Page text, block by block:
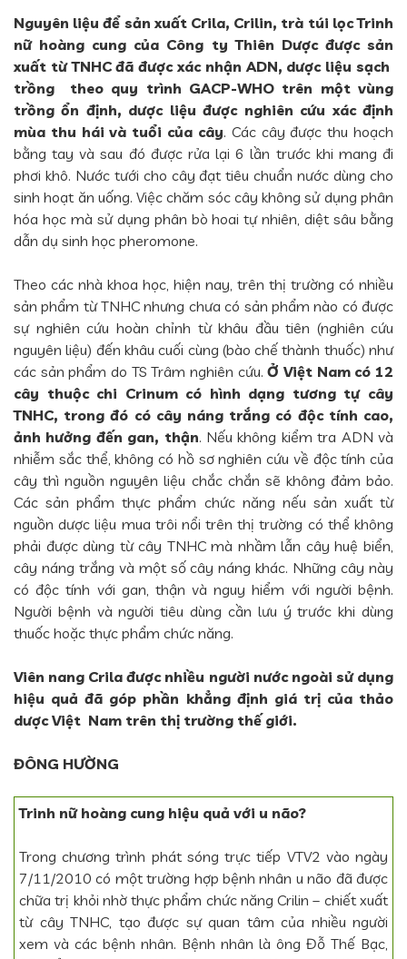
Nguyên liệu để sản xuất Crila, Crilin, trà túi lọc Trinh
nữ hoàng cung của Công ty Thiên Dược được sản
xuất từ TNHC đã được xác nhận ADN, dược liệu sạch
trồng theo quy trình GACP-WHO trên một vùng
trồng ổn định, dược liệu được nghiên cứu xác định
mùa thu hái và tuổi của cây. Các cây được thu hoạch
bằng tay và sau đó được rửa lại 6 lần trước khi mang đi
phơi khô. Nước tưới cho cây đạt tiêu chuẩn nước dùng cho
sinh hoạt ăn uống. Việc chăm sóc cây không sử dụng phân
hóa học mà sử dụng phân bò hoai tự nhiên, diệt sâu bằng
dẫn dụ sinh học pheromone.
Theo các nhà khoa học, hiện nay, trên thị trường có nhiều
sản phẩm từ TNHC nhưng chưa có sản phẩm nào có được
sự nghiên cứu hoàn chỉnh từ khâu đầu tiên (nghiên cứu
nguyên liệu) đến khâu cuối cùng (bào chế thành thuốc) như
các sản phẩm do TS Trâm nghiên cứu.Ở Việt Nam có 12
cây thuộc chi Crinum có hình dạng tương tự cây
TNHC, trong đó có cây náng trắng có độc tính cao,
ảnh hưởng đến gan, thận. Nếu không kiểm tra ADN và
nhiễm sắc thể, không có hồ sơ nghiên cứu về độc tính của
cây thì nguồn nguyên liệu chắc chắn sẽ không đảm bảo.
Các sản phẩm thực phẩm chức năng nếu sản xuất từ
nguồn dược liệu mua trôi nổi trên thị trường có thể không
phải được dùng từ cây TNHC mà nhầm lẫn cây huệ biển,
cây náng trắng và một số cây náng khác. Những cây này
có độc tính với gan, thận và nguy hiểm với người bệnh.
Người bệnh và người tiêu dùng cần lưu ý trước khi dùng
thuốc hoặc thực phẩm chức năng.
Viên nang Crila được nhiều người nước ngoài sử dụng
hiệu quả đã góp phần khẳng định giá trị của thảo
dược Việt Nam trên thị trường thế giới.
ĐÔNG HƯỜNG
Trinh nữ hoàng cung hiệu quả với u não?
Trong chương trình phát sóng trực tiếp VTV2 vào ngày
7/11/2010 có một trường hợp bệnh nhân u não đã được
chữa trị khỏi nhờ thực phẩm chức năng Crilin – chiết xuất
từ cây TNHC, tạo được sự quan tâm của nhiều người
xem và các bệnh nhân. Bệnh nhân là ông Đỗ Thế Bạc,